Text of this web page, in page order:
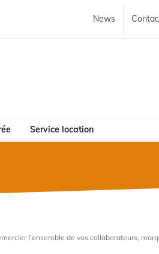
News
Service location
l’ensemble de vos collaborateurs,